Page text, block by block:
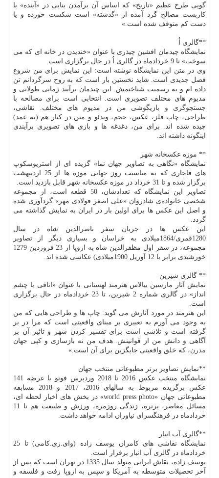
گویی طرح عظیم «تاریخ» كه اساس آن برآمدن بنایی در «آینده» با
كاربست مصالح گرد آمده از «گذشته» است شكست خورده و یا
دست كم متوقف شده است.»
**گالری اُ
نمایشگاه چیدمان افشین چیذری با عنوان «خندیدن در خانه ای كه می
سوخت» تا 9 خردادماه در گالری اُ در حال برگزاری است.
وی در متن این نمایشگاه نوشته است: این نمایش برای من شروع
فصل جدیدی است. شاید نخستین بار است كه به روح سرگردانم تن
داده ام و به رسمیت شناختمش. این چیدمان برآیند زمانی طولانی و
مدیوم های مختلف تصویری است. انتخابی است برای مصالحه با
جستجوگری و بازیگوشی من در مدیوم های مختلف. نقاشی،
طراحی، چاپ فلز، عكس، حجم، ویدئو و متن در كنار هم (به عمد)
چیده شده اند. برای من، دغدغه ها و بازی های تصویری برآیندی
اینگونه داشته اند.
** موزه عكسخانه شهر
نمایشگاه «نگاهی به تصاویر جهان نما» گزیده ای از استریوسكوپ
های قاجاری كه به مناسبت روز جهانی موزه ها از 25 اردیبهشت
برگزار شده و تا 31 خرداد در موزه عكسخانه شهر قابل بازدید است.
تصاویر این نمایشگاه كه تعدادشان، 50 قطعه است، از مجموعه
شخصی خانواده‌ی شادروان «علی اصغر فولادی مهر» گردآوری شده
و اصل این عكس ها برای اولین بار در ایران به نمایش گذاشته می
گردد.
این عكس ها در جریان سفر ناصرالدین شاه در سال
1280قمری/1864میلادی به خراسان و بسیاری دیگر از تصاویر
مجموعه، در سفر اول مظفرالدین شاه به اروپا از 23 فروردین 1279
خورشیدی برابر با 12 آوریل 1900میلادی) عكاسی شده اند.
** گالری شیرین
نمایش آثار مارسین بیالاس هنرمند لهستانی با عنوان «اتاقی با چشم
انداز» در گالری شماره 2 شیرین، تا 23 خردادماه در حال برگزاری
است.
این هنرمند در مورد آثارش می گوید: چاپ ها و طراحی هایی كه من
به وجود می آورم به تعبیری بر مبنای واقعیتی است كه مرا در بر
گرفته است و تلاشی است برای تفسیر كردن شهر و تاثیر آن بر
آگاهی و دانش من از قوانینش. هدف من نه بازسازی و كپی جهان
مدرن، كه خلق واقعیتی جایگزین برای آن است.»
**نمایش تصاویر برتر مطبوعاتی منتخب جهان
نمایشگاه منتخب عكس 2016 تا 2018 وردپرس فوتو با عرضه 141
عكس برگزیده مربوط به سالهای 2016، 2017 و 2018 مسابقه
مطبوعاتی جهان «world press photo» در بخش های اخبار لحظه ای،
مسائل معاصر، پرتره، زندگی روزمره، ورزش و طبیعت هم تا 11
خردادماه در فرهنگسرای نیاوران ادامه خواهد داشت.
**گالری آب انبار
نمایشگاه نقاشی های كامران یوسف زاده (وای.زی.كامی) تا 25
خردادماه در گالری آب انبار برقرار است.
یوسف زاده، نقاش ایرانی متولد سال 1335 در تهران است كه پس از
آخر تحصیلات متوسطه به آمریكا و سپس به اروپا رفت و فلسفه و